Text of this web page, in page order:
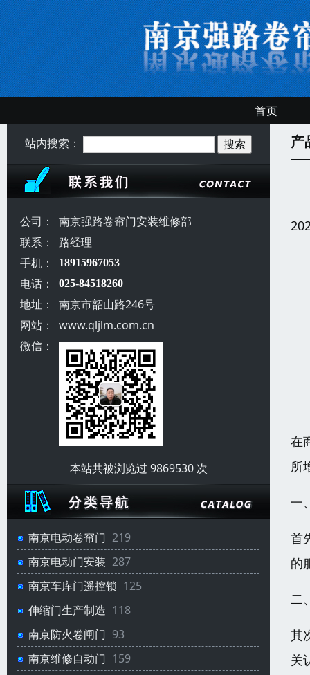
首页
站内搜索：
公司：
南京强路卷帘门安装维修部
联系：
路经理
手机：
18915967053
电话： 025-84518260
地址：
南京市韶山路246号
网站：
www.qljlm.com.cn
微信：
本站共被浏览过 9869530 次
南京电动卷帘门 219
南京电动门安装 287
南京车库门遥控锁 125
伸缩门生产制造 118
南京防火卷闸门 93
南京维修自动门 159
产
在
所
一
首
的
二
其
关